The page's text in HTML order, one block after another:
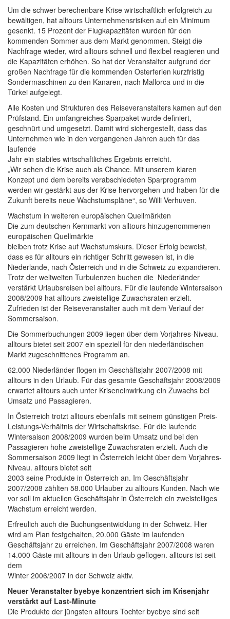
Um die schwer berechenbare Krise wirtschaftlich erfolgreich zu
bewältigen, hat alltours Unternehmensrisiken auf ein Minimum
gesenkt. 15 Prozent der Flugkapazitäten wurden für den
kommenden Sommer aus dem Markt genommen. Steigt die
Nachfrage wieder, wird alltours schnell und flexibel reagieren und
die Kapazitäten erhöhen. So hat der Veranstalter aufgrund der
großen Nachfrage für die kommenden Osterferien kurzfristig
Sondermaschinen zu den Kanaren, nach Mallorca und in die
Türkei aufgelegt.
Alle Kosten und Strukturen des Reiseveranstalters kamen auf den
Prüfstand. Ein umfangreiches Sparpaket wurde definiert,
geschnürt und umgesetzt. Damit wird sichergestellt, dass das
Unternehmen wie in den vergangenen Jahren auch für das
laufende
Jahr ein stabiles wirtschaftliches Ergebnis erreicht.
„Wir sehen die Krise auch als Chance. Mit unserem klaren
Konzept und dem bereits verabschiedeten Sparprogramm
werden wir gestärkt aus der Krise hervorgehen und haben für die
Zukunft bereits neue Wachstumspläne“, so Willi Verhuven.
Wachstum in weiteren europäischen Quellmärkten
Die zum deutschen Kernmarkt von alltours hinzugenommenen
europäischen Quellmärkte
bleiben trotz Krise auf Wachstumskurs. Dieser Erfolg beweist,
dass es für alltours ein richtiger Schritt gewesen ist, in die
Niederlande, nach Österreich und in die Schweiz zu expandieren.
Trotz der weltweiten Turbulenzen buchen die Niederländer
verstärkt Urlaubsreisen bei alltours. Für die laufende Wintersaison
2008/2009 hat alltours zweistellige Zuwachsraten erzielt.
Zufrieden ist der Reiseveranstalter auch mit dem Verlauf der
Sommersaison.
Die Sommerbuchungen 2009 liegen über dem Vorjahres-Niveau.
alltours bietet seit 2007 ein speziell für den niederländischen
Markt zugeschnittenes Programm an.
62.000 Niederländer flogen im Geschäftsjahr 2007/2008 mit
alltours in den Urlaub. Für das gesamte Geschäftsjahr 2008/2009
erwartet alltours auch unter Kriseneinwirkung ein Zuwachs bei
Umsatz und Passagieren.
In Österreich trotzt alltours ebenfalls mit seinem günstigen Preis-
Leistungs-Verhältnis der Wirtschaftskrise. Für die laufende
Wintersaison 2008/2009 wurden beim Umsatz und bei den
Passagieren hohe zweistellige Zuwachsraten erzielt. Auch die
Sommersaison 2009 liegt in Österreich leicht über dem Vorjahres-
Niveau. alltours bietet seit
2003 seine Produkte in Österreich an. Im Geschäftsjahr
2007/2008 zählten 58.000 Urlauber zu alltours Kunden. Nach wie
vor soll im aktuellen Geschäftsjahr in Österreich ein zweistelliges
Wachstum erreicht werden.
Erfreulich auch die Buchungsentwicklung in der Schweiz. Hier
wird am Plan festgehalten, 20.000 Gäste im laufenden
Geschäftsjahr zu erreichen. Im Geschäftsjahr 2007/2008 waren
14.000 Gäste mit alltours in den Urlaub geflogen. alltours ist seit
dem
Winter 2006/2007 in der Schweiz aktiv.
Neuer Veranstalter byebye konzentriert sich im Krisenjahr
verstärkt auf Last-Minute
Die Produkte der jüngsten alltours Tochter byebye sind seit